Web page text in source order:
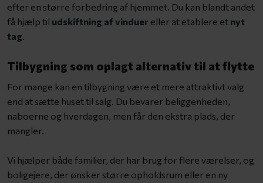
efter en større forbedring af hjemmet. Du kan blandt andet
få hjælp til udskiftning af vinduer eller at etablere et nyt
tag.
Tilbygning som oplagt alternativ til at flytte
For mange kan en tilbygning være et mere attraktivt valg
end at sætte huset til salg. Du bevarer beliggenheden,
naboerne og hverdagen, men får den ekstra plads, der
mangler.
Vi hjælper både familier, der har brug for flere værelser, og
boligejere, der ønsker større opholdsrum eller en ny